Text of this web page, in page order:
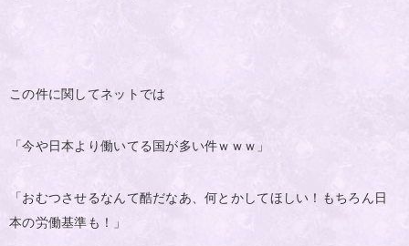
この件に関してネットでは
「今や日本より働いてる国が多い件ｗｗｗ」
「おむつさせるなんて酷だなあ、何とかしてほしい！もちろん日
本の労働基準も！」